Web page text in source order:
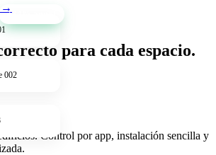
→
+34% anual
002
para cada espacio.
Control por app, instalación sencilla y